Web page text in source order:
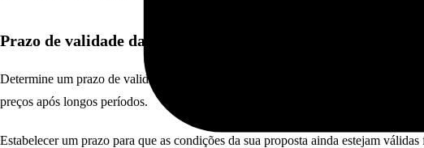
Prazo de validade da proposta
Determine um prazo de validade da proposta para que seu cliente saiba por
preços após longos períodos.
Estabelecer um prazo para que as condições da sua proposta ainda estejam